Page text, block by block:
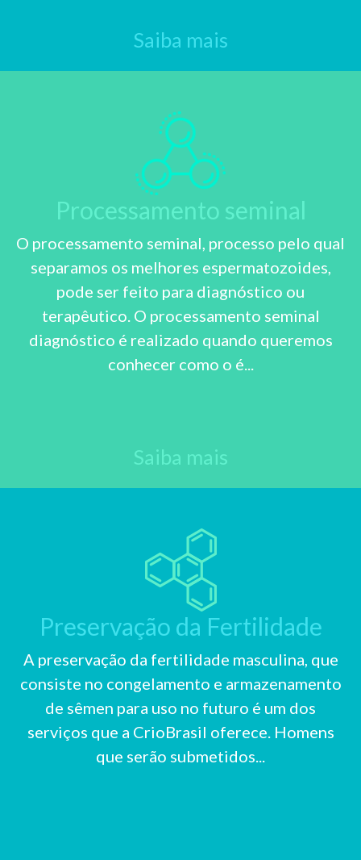
Saiba mais
Processamento seminal
O processamento seminal, processo pelo qual
separamos os melhores espermatozoides,
pode ser feito para diagnóstico ou
terapêutico. O processamento seminal
diagnóstico é realizado quando queremos
conhecer como o é...
Saiba mais
Preservação da Fertilidade
A preservação da fertilidade masculina, que
consiste no congelamento e armazenamento
de sêmen para uso no futuro é um dos
serviços que a CrioBrasil oferece. Homens
que serão submetidos...